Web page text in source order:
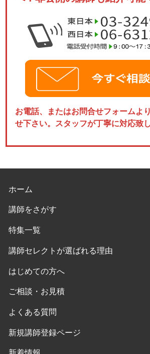
お電話、またはお問合せフォームよ
せ下さい。スタッフが丁寧に対応致し
ホーム
講師をさがす
特集一覧
講師セレクトが選ばれる理由
はじめての方へ
ご相談・お見積
よくある質問
新規講師登録ページ